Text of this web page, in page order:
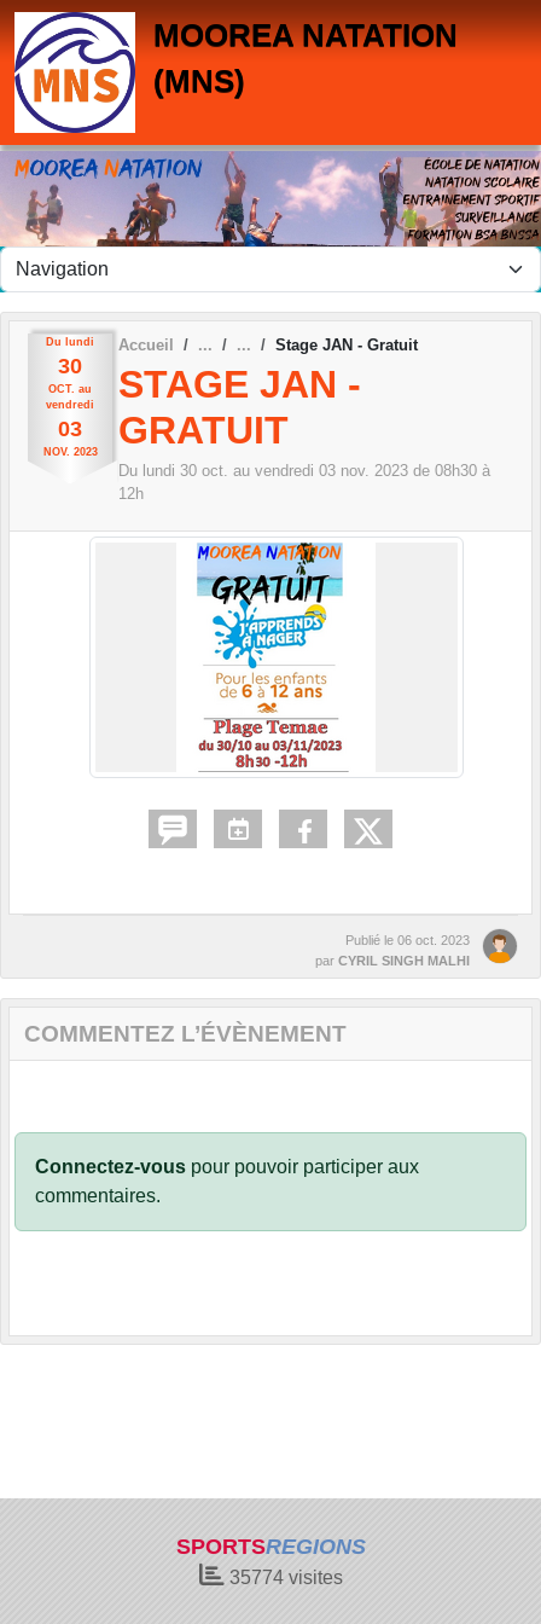
MOOREA NATATION
(MNS)
Du lundi
30
OCT. au
vendredi
03
NOV. 2023
Accueil Stage JAN - Gratuit
STAGE JAN -
GRATUIT
Du lundi 30 oct. au vendredi 03 nov. 2023 de 08h30 à
12h
Publié le 06 oct. 2023
par CYRIL SINGH MALHI
COMMENTEZ L’ÉVÈNEMENT
Connectez-vous pour pouvoir participer aux
commentaires.
SPORTSREGIONS
35774visites
Panneau de gestion des cookies